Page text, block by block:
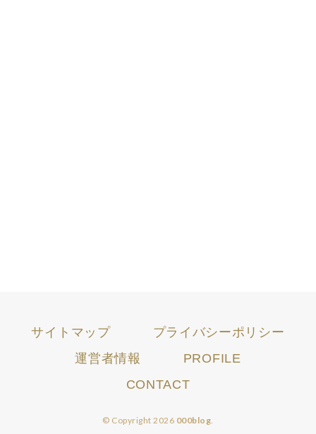
サイトマップ
プライバシーポリシー
運営者情報
PROFILE
CONTACT
© Copyright 2026 000blog.